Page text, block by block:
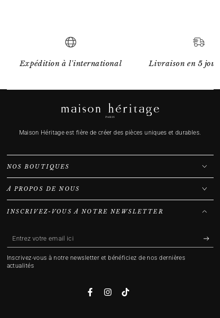
Expédition à l'international Livraison en 5
Maison Héritage est fière de créer des pièces uniques et durables.
NOS BOUTIQUES
À PROPOS DE NOUS
INSCRIVEZ-VOUS À NOTRE NEWSLETTER
Entrez
votre
email
Inscrivez-vous à notre newsletter et bénéficiez de nos dernières
actualités
FacebookInstagramTikTok